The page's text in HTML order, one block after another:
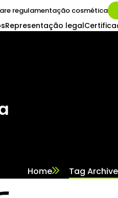
regulamentação cosmética
Representação legal
Home Tag